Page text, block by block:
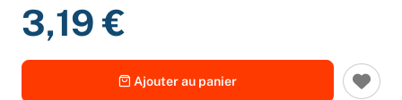
3,19 €
Ajouter au panier